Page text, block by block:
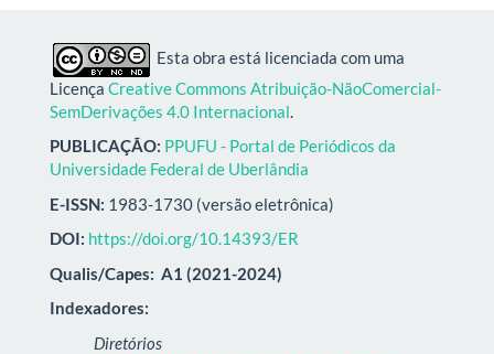
Esta obra está licenciada com uma
Licença Creative Commons Atribuição-NãoComercial-
SemDerivações 4.0 Internacional.
PUBLICAÇÃO: PPUFU - Portal de Periódicos da
Universidade Federal de Uberlândia
E-ISSN: 1983-1730 (versão eletrônica)
DOI: https://doi.org/10.14393/ER
Qualis/Capes: A1 (2021-2024)
Indexadores:
Diretórios